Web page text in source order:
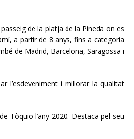
de la platja de la Pineda on es
a partir de 8 anys, fins a categoria
de Madrid, Barcelona, Saragossa i
l’esdeveniment i millorar la qualitat
Tòquio l’any 2020. Destaca pel seu